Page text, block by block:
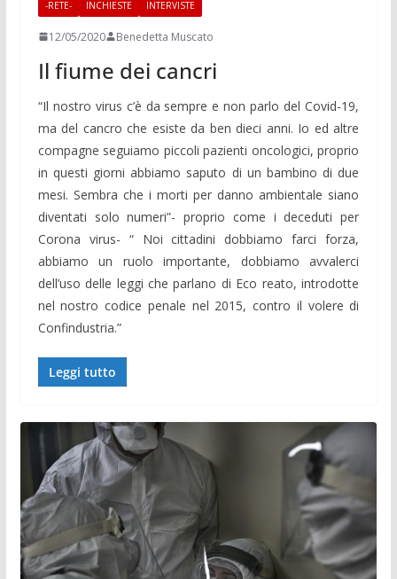
-RETE- INCHIESTE INTERVISTE
12/05/2020 Benedetta Muscato
Il fiume dei cancri
“Il nostro virus c’è da sempre e non parlo del Covid-19,
ma del cancro che esiste da ben dieci anni. Io ed altre
compagne seguiamo piccoli pazienti oncologici, proprio
in questi giorni abbiamo saputo di un bambino di due
mesi. Sembra che i morti per danno ambientale siano
diventati solo numeri”- proprio come i deceduti per
Corona virus- “ Noi cittadini dobbiamo farci forza,
abbiamo un ruolo importante, dobbiamo avvalerci
dell’uso delle leggi che parlano di Eco reato, introdotte
nel nostro codice penale nel 2015, contro il volere di
Confindustria.”
Leggi tutto